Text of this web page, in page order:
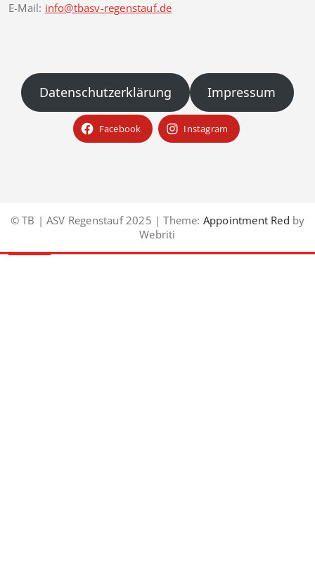
E-Mail: info@tbasv-regenstauf.de
Datenschutzerklärung Impressum
Facebook Instagram
© TB | ASV Regenstauf 2025 | Theme: Appointment Red by
Webriti